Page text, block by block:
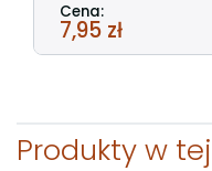
Cena:
7,95 zł
Produkty w